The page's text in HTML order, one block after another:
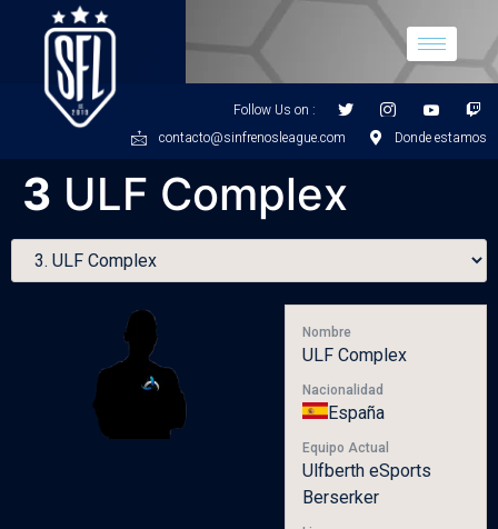
Follow Us on :
contacto@sinfrenosleague.com
Donde estamos
3 ULF Complex
Nombre
ULF Complex
Nacionalidad
España
Equipo Actual
Ulfberth eSports
Berserker